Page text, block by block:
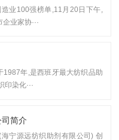
业100强榜单,11月20日下午,
业家协···
1987年,是西班牙最大纺织品助
染化···
简介
宁源远纺织助剂有限公司) 创